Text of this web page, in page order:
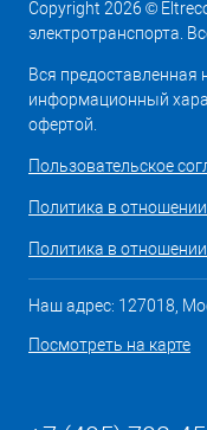
Copyright 2026 ©
электротранспорта.
Вся предоставленная
информационный
офертой.
Пользовательское
Политика в
Политика в
Наш адрес: 127018,
Посмотреть на карте